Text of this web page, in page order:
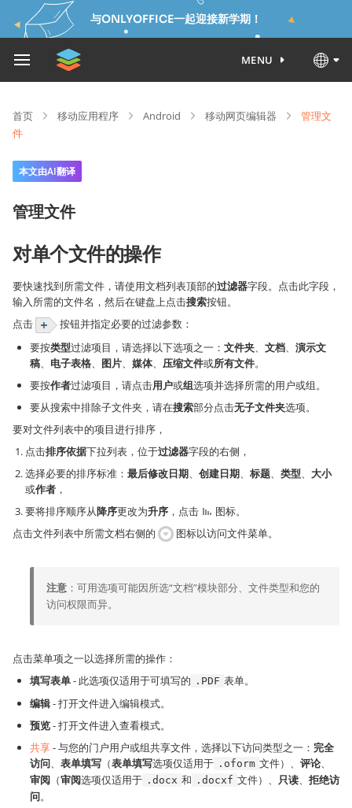
与ONLYOFFICE一起迎接新学期！
MENU
首页 移动应用程序 Android 移动网页编辑器
管理文
件
本文由AI翻译
管理文件
对单个文件的操作
要快速找到所需文件，请使用文档列表顶部的过滤器字段。点击此字段，
输入所需的文件名，然后在键盘上点击搜索按钮。
点击
按钮并指定必要的过滤参数：
要按类型过滤项目，请选择以下选项之一： 文件夹 文档
演示文
稿
电子表格 图片 媒体、 压缩文件或所有文件。
要按作者过滤项目，请点击用户或组选项并选择所需的用户或组。
要从搜索中排除子文件夹，请在搜索部分点击无子文件夹选项。
要对文件列表中的项目进行排序，
点击排序依据下拉列表，位于过滤器字段的右侧，
选择必要的排序标准： 最后修改日期 创建日期 标题 类型
大小
或作者 ，
要将排序顺序从降序更改为升序 ，点击
图标。
点击文件列表中所需文档右侧的
图标以访问文件菜单。
注意 ：可用选项可能因所选“文档”模块部分、文件类型和您的
访问权限而异。
点击菜单项之一以选择所需的操作：
填写表单- 此选项仅适用于可填写的 .PDF 表单。
编辑- 打开文件进入编辑模式。
预览- 打开文件进入查看模式。
共享- 与您的门户用户或组共享文件，选择以下访问类型之一： 完全
访问、 表单填写 （表单填写选项仅适用于 .oform 文件）、 评论、
审阅 （审阅选项仅适用于 .docx 和 .docxf 文件）、 只读、 拒绝访
问。